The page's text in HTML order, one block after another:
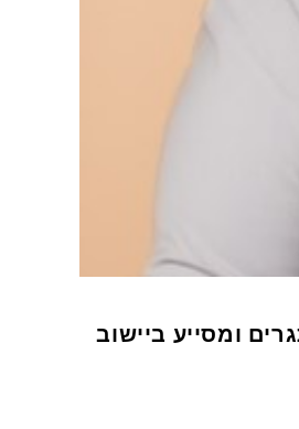
ומסייע ביישוב